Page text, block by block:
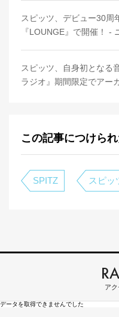
スピッツ、デビュー30周
『LOUNGE』で開催！ -
スピッツ、自身初となる
ラジオ』期間限定でアー
この記事につけら
SPITZ スピッ
ア
データを取得できませんでした